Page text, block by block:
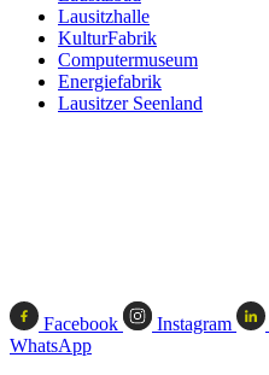
Lausitzhalle
KulturFabrik
Computermuseum
Energiefabrik
Lausitzer Seenland
Facebook Instagram
WhatsApp